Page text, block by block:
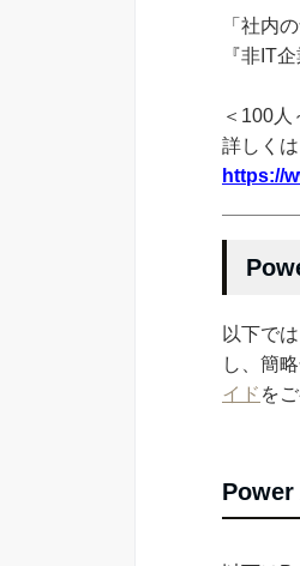
「社内
『非IT
＜100
詳しく
https://
以下で
し、簡
イド を
Power